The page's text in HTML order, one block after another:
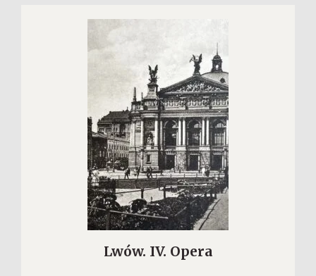
Lwów. IV. Opera